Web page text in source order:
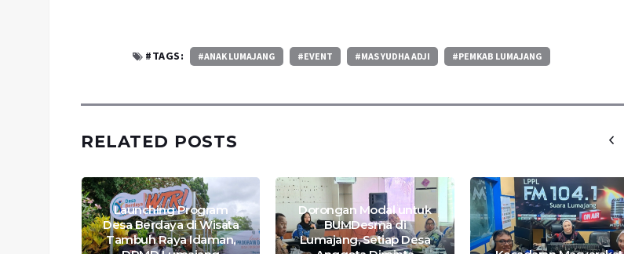
#TAGS: #ANAK LUMAJANG #EVENT #MAS YUDHA ADJI #PEMKAB LUMAJANG
RELATED POSTS
Launching Program
Desa Berdaya di Wisata
Tambuh Raya Idaman,
Dorongan Modal untuk
BUMDesma di
Lumajang, Setiap Desa